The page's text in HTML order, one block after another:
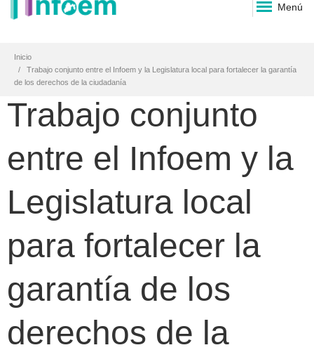
Menú
Inicio
Trabajo conjunto entre el Infoem y la Legislatura local para fortalecer la garantía
de los derechos de la ciudadanía
Trabajo conjunto
entre el Infoem y la
Legislatura local
para fortalecer la
garantía de los
derechos de la